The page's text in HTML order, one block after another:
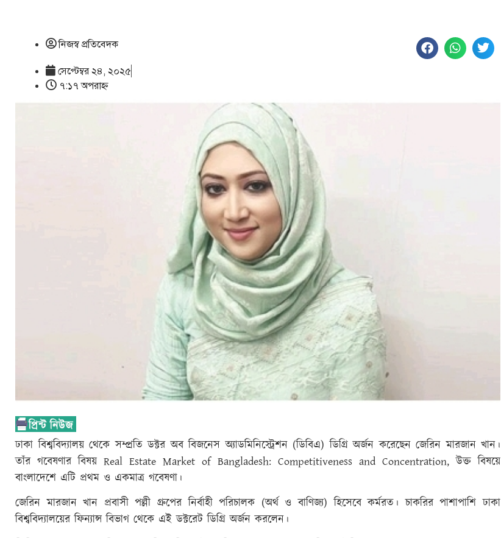
নিজস্ব প্রতিবেদক
সেপ্টেম্বর ২৪, ২০২৫
৭:১৭ অপরাহ্ণ
ঢাকা বিশ্ববিদ্যালয় থেকে সম্প্রতি ডক্টর অব বিজনেস অ্যাডমিনিস্ট্রেশন (ডিবিএ) ডিগ্রি অর্জন করেছেন জেরিন মারজান খান।
তাঁর গবেষণার বিষয় Real Estate Market of Bangladesh: Competitiveness and Concentration, উক্ত বিষয়ে
বাংলাদেশে এটি প্রথম ও একমাত্র গবেষণা।
জেরিন মারজান খান প্রবাসী পল্লী গ্রুপের নির্বাহী পরিচালক (অর্থ ও বাণিজ্য) হিসেবে কর্মরত। চাকরির পাশাপাশি ঢাকা
বিশ্ববিদ্যালয়ের ফিন্যান্স বিভাগ থেকে এই ডক্টরেট ডিগ্রি অর্জন করলেন।